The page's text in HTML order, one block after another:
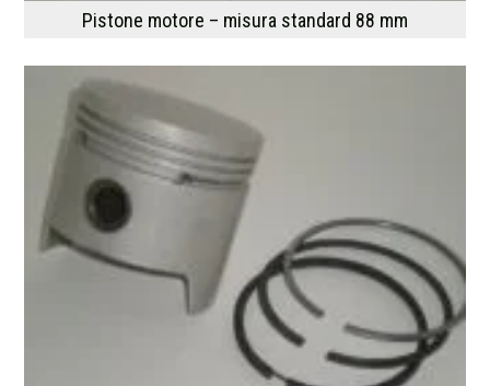
Pistone motore – misura standard 88 mm